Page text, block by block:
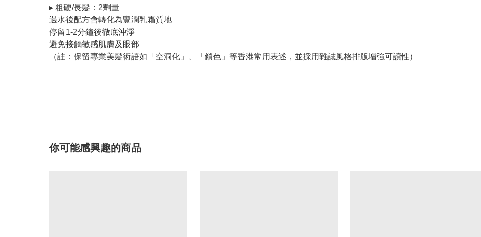
▸ 粗硬/長髮：2劑量
遇水後配方會轉化為豐潤乳霜質地
停留1-2分鐘後徹底沖淨
避免接觸敏感肌膚及眼部
（註：保留專業美髮術語如「空洞化」、「鎖色」等香港常用表述，並採用雜誌風格排版增強可讀性）
你可能感興趣的商品